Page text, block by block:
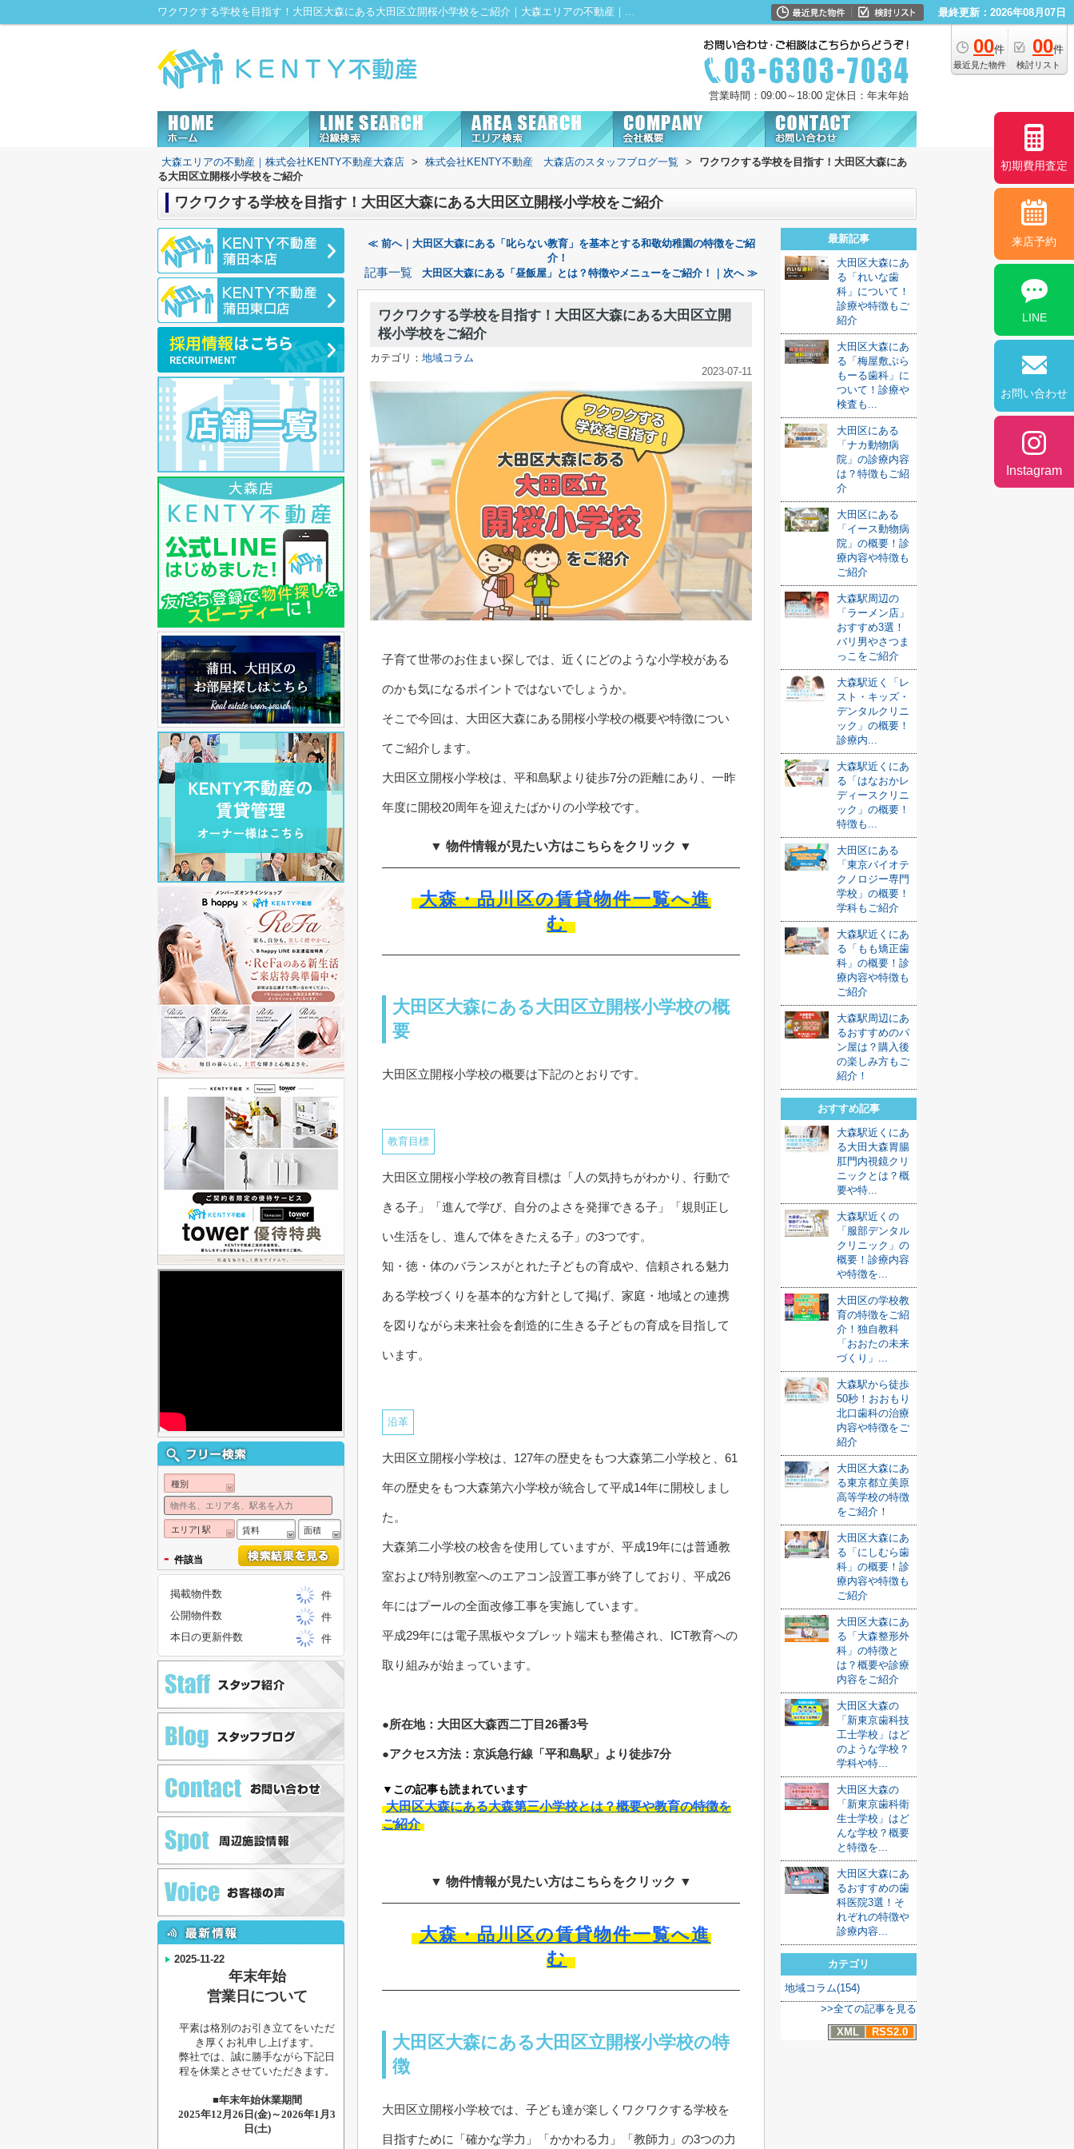
ワクワクする学校を目指す！大田区大森にある大田区立開桜小学校をご紹介｜大森エリアの不動産｜株式会社KENTY不動産大森店にお任せ！ 最終更新：2026年08月07日
00件
最近見た物件
00件
検討リスト
営業時間：09:00～18:00 定休日：年末年始
大森エリアの不動産｜株式会社KENTY不動産大森店 > 株式会社KENTY不動産 大森店のスタッフブログ一覧 >
ワクワクする学校を目指す！大田区大森にあ
る大田区立開桜小学校をご紹介
ワクワクする学校を目指す！大田区大森にある大田区立開桜小学校をご紹介
≪ 前へ｜大田区大森にある「叱らない教育」を基本とする和敬幼稚園の特徴をご紹
介！
記事一覧 大田区大森にある「昼飯屋」とは？特徴やメニューをご紹介！｜次へ ≫
ワクワクする学校を目指す！大田区大森にある大田区立開
桜小学校をご紹介
カテゴリ： 地域コラム
2023-07-11
子育て世帯のお住まい探しでは、近くにどのような小学校がある
のかも気になるポイントではないでしょうか。
そこで今回は、大田区大森にある開桜小学校の概要や特徴につい
てご紹介します。
大田区立開桜小学校は、平和島駅より徒歩7分の距離にあり、一昨
年度に開校20周年を迎えたばかりの小学校です。
▼ 物件情報が見たい方はこちらをクリック ▼
大森・品川区の賃貸物件一覧へ進
む
大田区大森にある大田区立開桜小学校の概
要
大田区立開桜小学校の概要は下記のとおりです。
教育目標
大田区立開桜小学校の教育目標は「人の気持ちがわかり、行動で
きる子」「進んで学び、自分のよさを発揮できる子」「規則正し
い生活をし、進んで体をきたえる子」の3つです。
知・徳・体のバランスがとれた子どもの育成や、信頼される魅力
ある学校づくりを基本的な方針として掲げ、家庭・地域との連携
を図りながら未来社会を創造的に生きる子どもの育成を目指して
います。
沿革
大田区立開桜小学校は、127年の歴史をもつ大森第二小学校と、61
年の歴史をもつ大森第六小学校が統合して平成14年に開校しまし
た。
大森第二小学校の校舎を使用していますが、平成19年には普通教
室および特別教室へのエアコン設置工事が終了しており、平成26
年にはプールの全面改修工事を実施しています。
平成29年には電子黒板やタブレット端末も整備され、ICT教育への
取り組みが始まっています。
●所在地：大田区大森西二丁目26番3号
●アクセス方法：京浜急行線「平和島駅」より徒歩7分
▼この記事も読まれています
大田区大森にある大森第三小学校とは？概要や教育の特徴を
ご紹介
▼ 物件情報が見たい方はこちらをクリック ▼
大森・品川区の賃貸物件一覧へ進
む
大田区大森にある大田区立開桜小学校の特
徴
大田区立開桜小学校では、子ども達が楽しくワクワクする学校を
目指すために「確かな学力」「かかわる力」「教師力」の3つの力
最新記事
大田区大森にあ
る「れいな歯
科」について！
診療や特徴もご
紹介
大田区大森にあ
る「梅屋敷ぷら
もーる歯科」に
ついて！診療や
検査も...
大田区にある
「ナカ動物病
院」の診療内容
は？特徴もご紹
介
大田区にある
「イース動物病
院」の概要！診
療内容や特徴も
ご紹介
大森駅周辺の
「ラーメン店」
おすすめ3選！
バリ男やさつま
っこをご紹介
大森駅近く「レ
スト・キッズ・
デンタルクリニ
ック」の概要！
診療内...
大森駅近くにあ
る「はなおかレ
ディースクリニ
ック」の概要！
特徴も...
大田区にある
「東京バイオテ
クノロジー専門
学校」の概要！
学科もご紹介
大森駅近くにあ
る「もも矯正歯
科」の概要！診
療内容や特徴も
ご紹介
大森駅周辺にあ
るおすすめのパ
ン屋は？購入後
の楽しみ方もご
紹介！
おすすめ記事
大森駅近くにあ
る大田大森胃腸
肛門内視鏡クリ
ニックとは？概
要や特...
大森駅近くの
「服部デンタル
クリニック」の
概要！診療内容
や特徴を...
大田区の学校教
育の特徴をご紹
介！独自教科
「おおたの未来
づくり」...
大森駅から徒歩
50秒！おおもり
北口歯科の治療
内容や特徴をご
紹介
大田区大森にあ
る東京都立美原
高等学校の特徴
をご紹介！
大田区大森にあ
る「にしむら歯
科」の概要！診
療内容や特徴も
ご紹介
大田区大森にあ
る「大森整形外
科」の特徴と
は？概要や診療
内容をご紹介
大田区大森の
「新東京歯科技
工士学校」はど
のような学校？
学科や特...
大田区大森の
「新東京歯科衛
生士学校」はど
んな学校？概要
と特徴を...
大田区大森にあ
るおすすめの歯
科医院3選！そ
れぞれの特徴や
診療内容...
カテゴリ
地域コラム(154)
>>全ての記事を見る
XML
RSS2.0
種別
エリア| 駅 賃料 面積
- 件該当
掲載物件数
件
公開物件数
件
本日の更新件数
件
2025-11-22
年末年始
営業日について
平素は格別のお引き立てをいただ
き厚くお礼申し上げます。
弊社では、誠に勝手ながら下記日
程を休業とさせていただきます。
■年末年始休業期間
2025年12月26日(金)～2026年1月3
日(土)
初期費用査定
来店予約
LINE
お問い合わせ
Instagram